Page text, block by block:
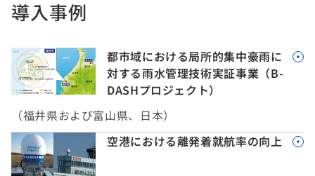
導入事例
都市域における局所的集中豪雨に
対する雨水管理技術実証事業（B-
DASHプロジェクト）
（福井県および富山県、日本）
空港における離発着就航率の向上